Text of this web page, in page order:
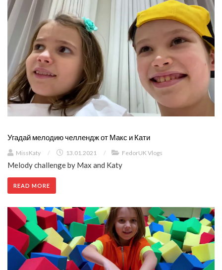
Угадай мелодию челлендж от Макс и Кати
MissKaty / 13.01.2021 / FedorUK Vlogs
Melody challenge by Max and Katy
READ MORE